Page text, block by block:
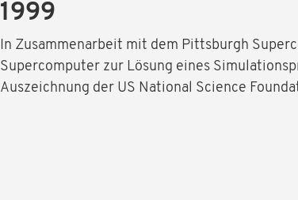
1999
In Zusammenarbeit mit dem Pittsburgh
Supercomputer zur Lösung eines
Auszeichnung der US National Science